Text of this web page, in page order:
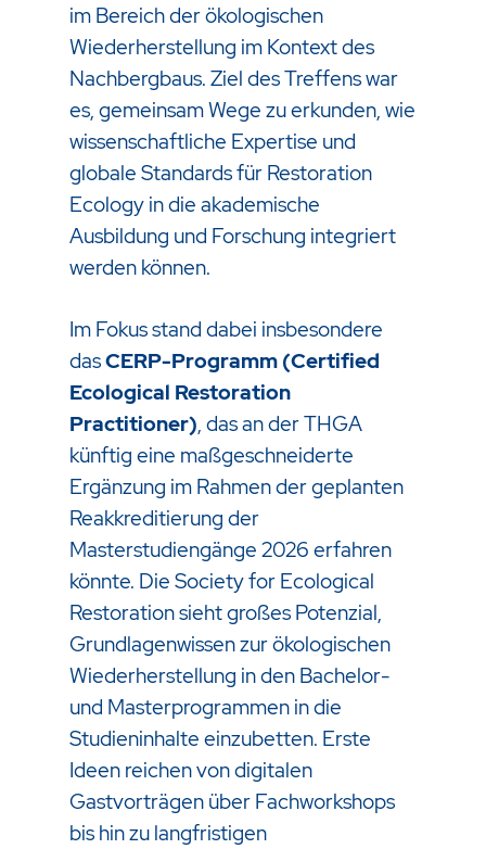
im Bereich der ökologischen
Wiederherstellung im Kontext des
Nachbergbaus. Ziel des Treffens war
es, gemeinsam Wege zu erkunden, wie
wissenschaftliche Expertise und
globale Standards für Restoration
Ecology in die akademische
Ausbildung und Forschung integriert
werden können.
Im Fokus stand dabei insbesondere
dasCERP-Programm (Certified
Ecological Restoration
Practitioner), das an der THGA
künftig eine maßgeschneiderte
Ergänzung im Rahmen der geplanten
Reakkreditierung der
Masterstudiengänge 2026 erfahren
könnte. Die Society for Ecological
Restoration sieht großes Potenzial,
Grundlagenwissen zur ökologischen
Wiederherstellung in den Bachelor-
und Masterprogrammen in die
Studieninhalte einzubetten. Erste
Ideen reichen von digitalen
Gastvorträgen über Fachworkshops
bis hin zu langfristigen